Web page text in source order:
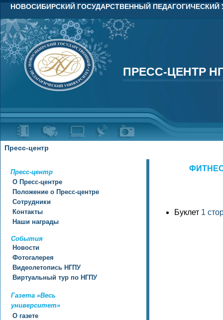
НОВОСИБИРСКИЙ ГОСУДАРСТВЕННЫЙ ПЕДАГОГИЧЕСКИЙ
ПРЕСС-ЦЕНТР
ПРЕСС-ЦЕНТР
Пресс-центр
Пресс-центр
О Пресс-центре
Положение о Пресс-центре
Сотрудники
Контакты
Наши награды
События
Новости
Фотогалерея
Видеолетопись НГПУ
Виртуальный тур по НГПУ
Газета «Весь
университет»
О газете
Буклет 1